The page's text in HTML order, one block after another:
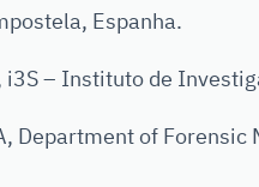
Espanha.
i3S – Instituto de
Department of